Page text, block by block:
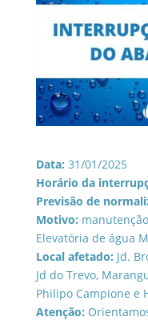
Data: 31/01/2025
Horário da
Previsão de
Motivo:
Elevatória de água
Local afetado: Jd.
Jd do Trevo,
Philipo Campione e
Atenção: